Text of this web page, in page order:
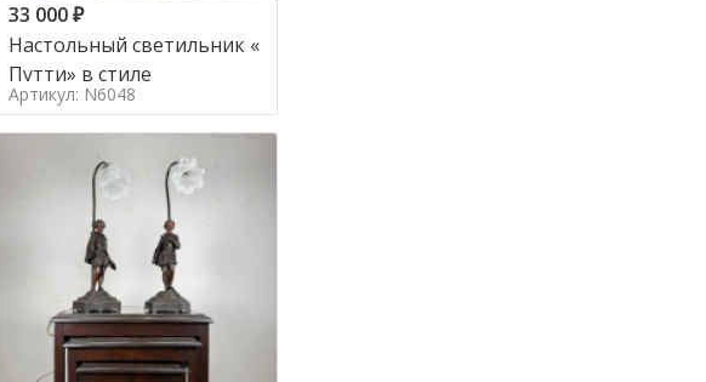
33 000₽
Настольный светильник «
Путти» в стиле
Артикул: N6048